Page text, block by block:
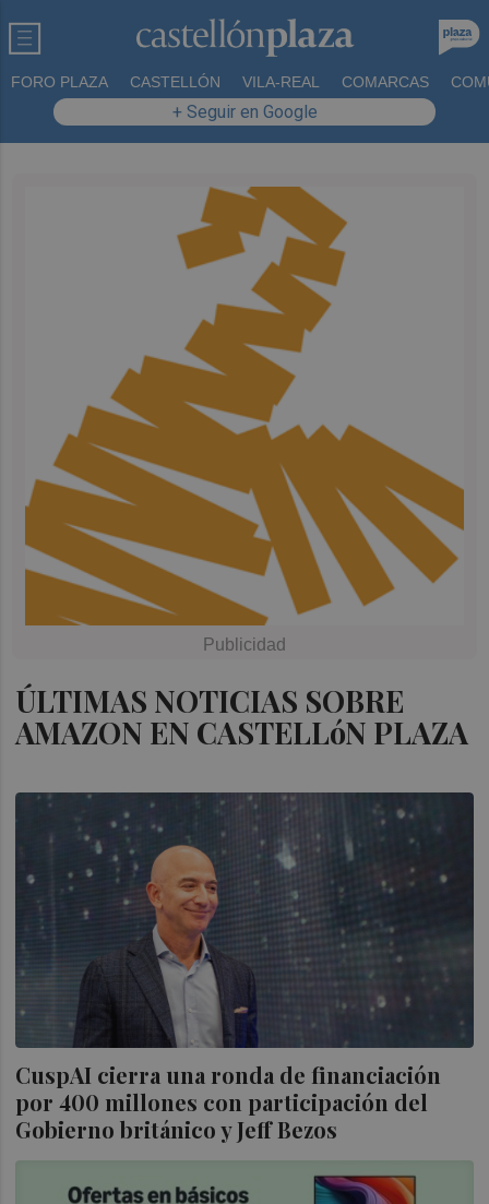
FORO PLAZA CASTELLÓN VILA-REAL COMARCAS
+ Seguir en Google
ÚLTIMAS NOTICIAS SOBRE
AMAZON EN CASTELLóN PLAZA
CuspAI cierra una ronda de financiación
por 400 millones con participación del
Gobierno británico y Jeff Bezos